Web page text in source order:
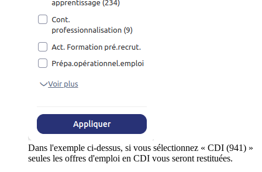
Dans l'exemple ci-dessus, si vous sélectionnez « CDI (941) »
seules les offres d'emploi en CDI vous seront restituées.